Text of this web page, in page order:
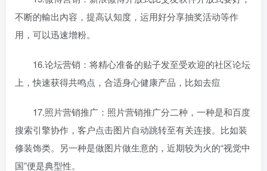
不断的輸出內容，提高认知度，运用好分享抽奖活动等作
用，可以迅速增粉。
16.论坛营销：将精心准备的贴子发至受欢迎的社区论坛
上，快速获得共鸣点，合适身心健康产品，比如去痘
17.照片营销推广：照片营销推广分二种，一种是和百度
搜索引擎协作，客户点击图片自动跳转至有关连接。比如装
修装饰类。另一种是做图片做生意的，近期较为火的“视觉中
国”便是典型性。